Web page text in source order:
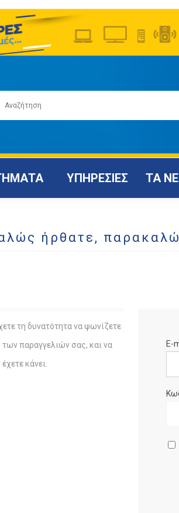
ΥΠΗΡΕΣΙΕΣ ΤΑ
ήρθατε, παρακαλώ
τη δυνατότητα να ψωνίζετε
των παραγγελιών σας, και να
κάνει.
E-